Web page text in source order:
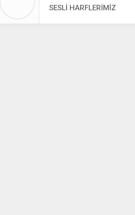
SESLİ HARFLERİMİZ